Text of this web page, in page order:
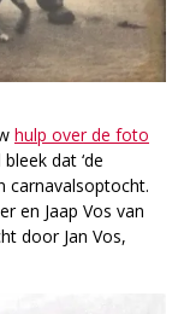
hulp over de foto
dat ‘de
carnavalsoptocht.
en Jaap Vos van
door Jan Vos,